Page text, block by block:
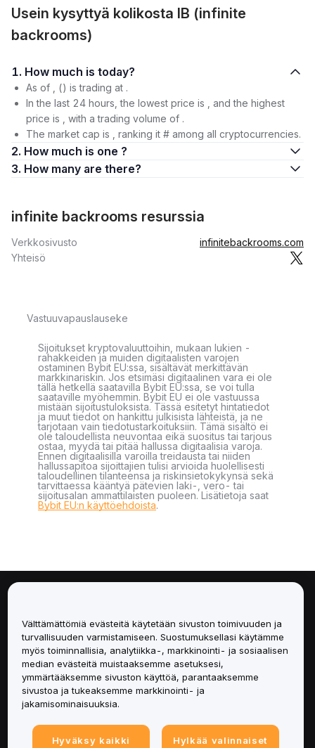
Usein kysyttyä kolikosta IB (infinite
backrooms)
1. How much is today?
As of , () is trading at .
In the last 24 hours, the lowest price is , and the highest
price is , with a trading volume of .
The market cap is , ranking it # among all cryptocurrencies.
2. How much is one ?
3. How many are there?
infinite backrooms resurssia
Verkkosivusto
infinitebackrooms.com
Yhteisö
Vastuuvapauslauseke
Sijoitukset kryptovaluuttoihin, mukaan lukien -
rahakkeiden ja muiden digitaalisten varojen
ostaminen Bybit EU:ssa, sisältävät merkittävän
markkinariskin. Jos etsimäsi digitaalinen vara ei ole
tällä hetkellä saatavilla Bybit EU:ssa, se voi tulla
saataville myöhemmin. Bybit EU ei ole vastuussa
mistään sijoitustuloksista. Tässä esitetyt hintatiedot
ja muut tiedot on hankittu julkisista lähteistä, ja ne
tarjotaan vain tiedotustarkoituksiin. Tämä sisältö ei
ole taloudellista neuvontaa eikä suositus tai tarjous
ostaa, myydä tai pitää hallussa digitaalisia varoja.
Ennen digitaalisilla varoilla treidausta tai niiden
hallussapitoa sijoittajien tulisi arvioida huolellisesti
taloudellinen tilanteensa ja riskinsietokykynsä sekä
tarvittaessa kääntyä pätevien laki-, vero- tai
sijoitusalan ammattilaisten puoleen. Lisätietoja saat
Bybit EU:n käyttöehdoista.
Palvelut
Tuki
Tuotteet
Lakiasiat
Välttämättömiä evästeitä käytetään sivuston toimivuuden ja
turvallisuuden varmistamiseen. Suostumuksellasi käytämme
myös toiminnallisia, analytiikka-, markkinointi- ja sosiaalisen
median evästeitä muistaaksemme asetuksesi,
ymmärtääksemme sivuston käyttöä, parantaaksemme
sivustoa ja tukeaksemme markkinointi- ja
jakamisominaisuuksia.
Hyväksy kaikki
Hylkää valinnaiset